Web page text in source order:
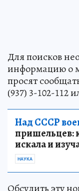
Для поисков
информацию о
просят
(937) 3-102-112
Над СССР
пришельцев:
искала и
НАУКА
Обсудить эту